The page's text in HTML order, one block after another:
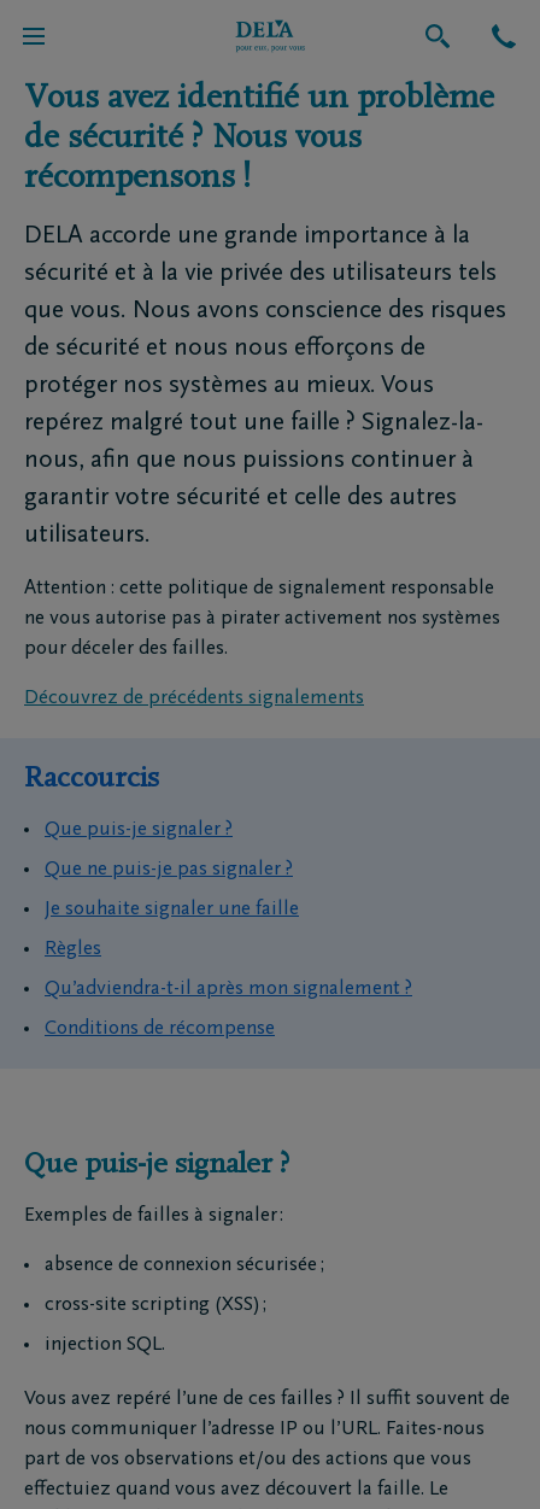
Vous avez identifié un problème
de sécurité ? Nous vous
récompensons !
DELA accorde une grande importance à la
sécurité et à la vie privée des utilisateurs tels
que vous. Nous avons conscience des risques
de sécurité et nous nous efforçons de
protéger nos systèmes au mieux. Vous
repérez malgré tout une faille ? Signalez-la-
nous, afin que nous puissions continuer à
garantir votre sécurité et celle des autres
utilisateurs.
Attention : cette politique de signalement responsable
ne vous autorise pas à pirater activement nos systèmes
pour déceler des failles.
Découvrez de précédents signalements
Raccourcis
Que puis-je signaler ?
Que ne puis-je pas signaler ?
Je souhaite signaler une faille
Règles
Qu’adviendra-t-il après mon signalement ?
Conditions de récompense
Que puis-je signaler ?
Exemples de failles à signaler :
absence de connexion sécurisée ;
cross-site scripting (XSS) ;
injection SQL.
Vous avez repéré l’une de ces failles ? Il suffit souvent de
nous communiquer l’adresse IP ou l’URL. Faites-nous
part de vos observations et/ou des actions que vous
effectuiez quand vous avez découvert la faille. Le